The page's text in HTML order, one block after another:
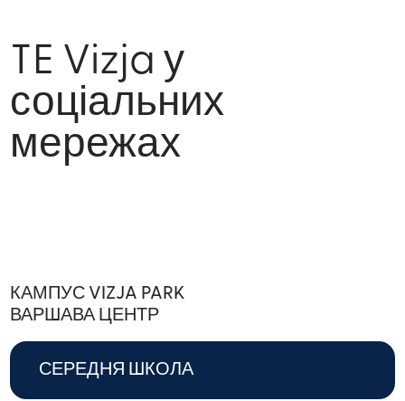
TE Vizja у
соціальних
мережах
КАМПУС VIZJA PARK
ВАРШАВА ЦЕНТР
СЕРЕДНЯ ШКОЛА